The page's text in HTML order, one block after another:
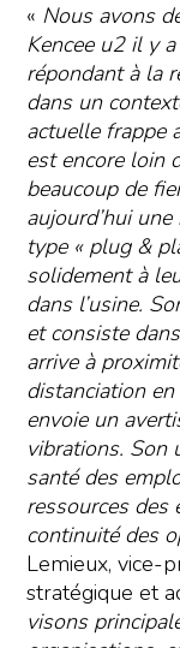
« Nous avons
Kencee u2 il y
répondant à la
dans un
actuelle frappe
est encore loin
beaucoup de
aujourd’hui
type « plug &
solidement à
dans l’usine.
et consiste
arrive à
distanciation
envoie un
vibrations. Son
santé des
ressources des
continuité des
Lemieux, vice-
stratégique et
visons